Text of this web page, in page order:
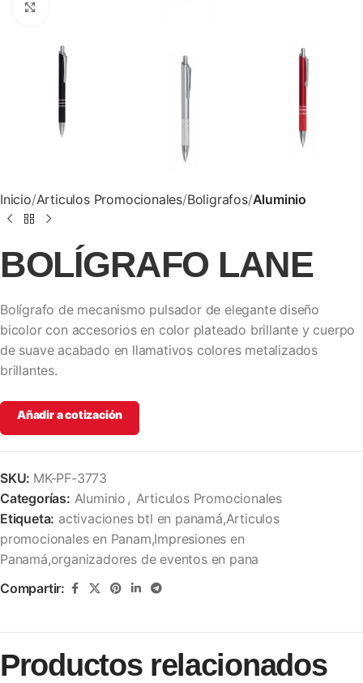
Inicio Articulos Promocionales Boligrafos Aluminio
BOLÍGRAFO LANE
Bolígrafo de mecanismo pulsador de elegante diseño
bicolor con accesorios en color plateado brillante y cuerpo
de suave acabado en llamativos colores metalizados
brillantes.
Añadir a cotización
SKU: MK-PF-3773
Categorías: Aluminio , Articulos Promocionales
Etiqueta: activaciones btl en panamá,Articulos
promocionales en Panam,Impresiones en
Panamá,organizadores de eventos en pana
Compartir:
Productos relacionados